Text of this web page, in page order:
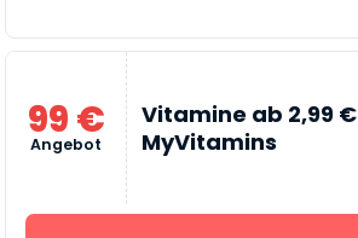
99 €
Angebot
Vitamine ab 2,99
MyVitamins